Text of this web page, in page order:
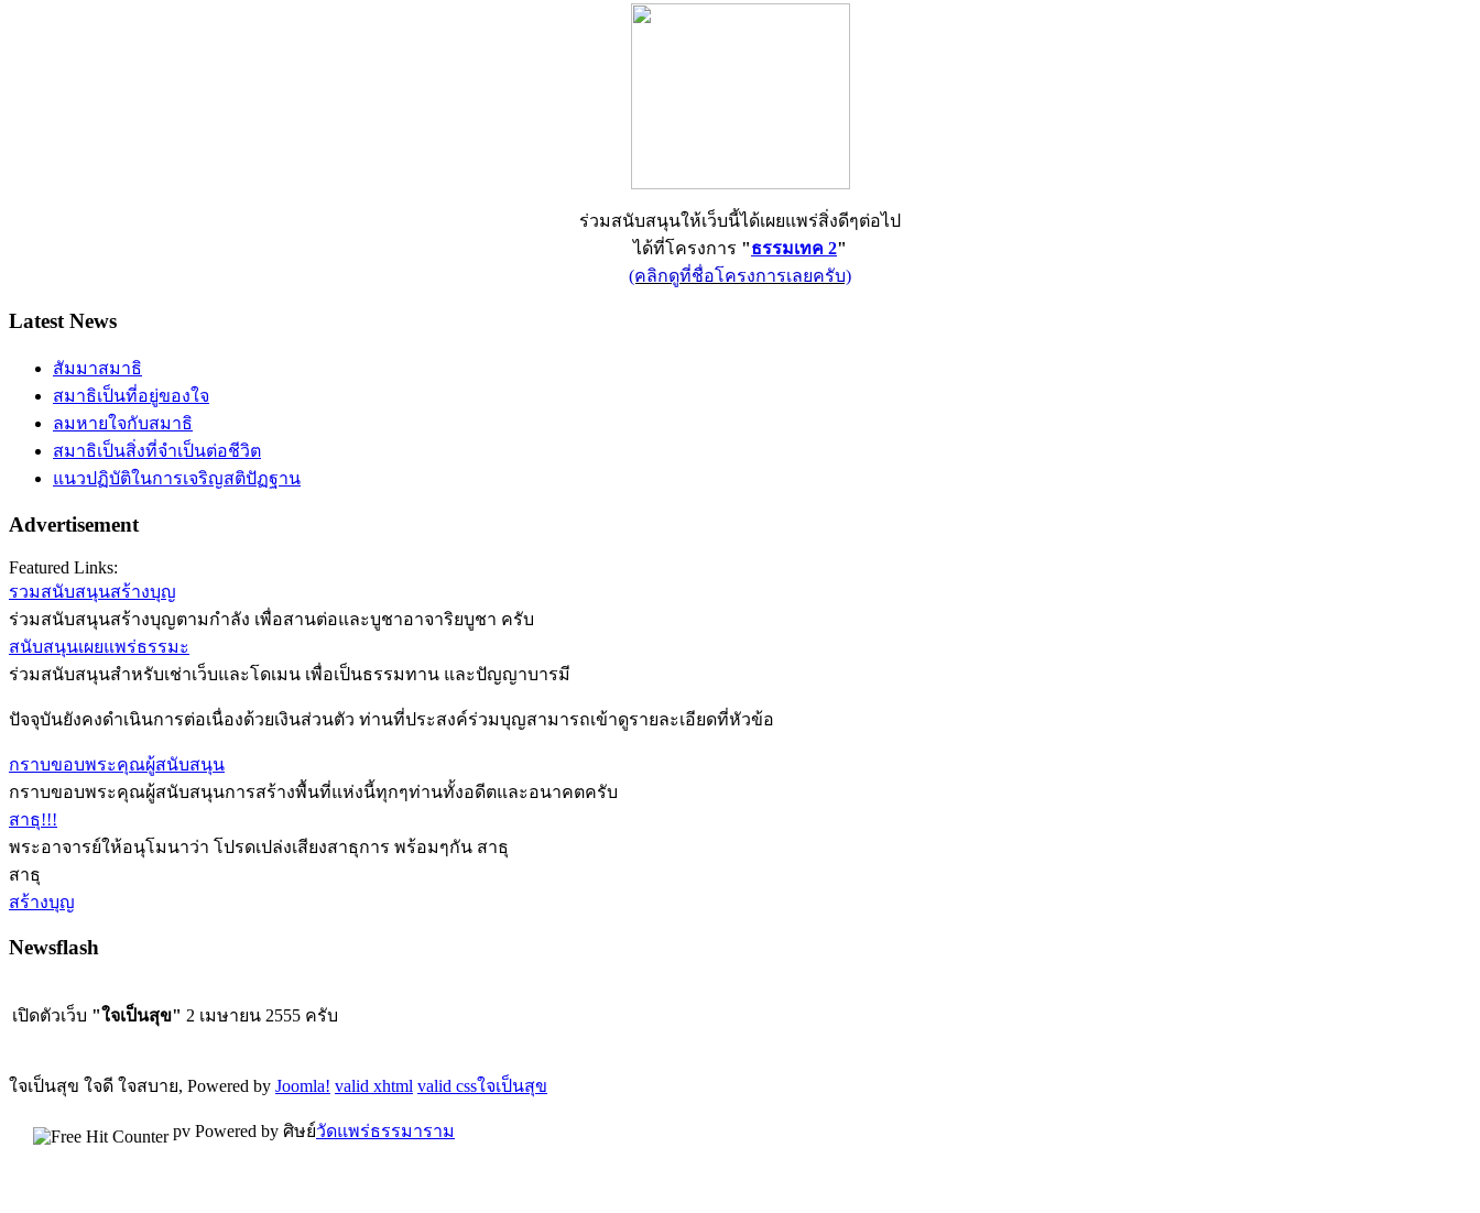
ร่วมสนับสนุนให้เว็บนี้ได้เผยแพร่สิ่งดีๆต่อไป
ได้ที่โครงการ "ธรรมเทค 2"
(คลิกดูที่ชื่อโครงการเลยครับ)
Latest News
สัมมาสมาธิ
สมาธิเป็นที่อยู่ของใจ
ลมหายใจกับสมาธิ
สมาธิเป็นสิ่งที่จำเป็นต่อชีวิต
แนวปฏิบัติในการเจริญสติปัฏฐาน
Advertisement
Featured Links:
รวมสนับสนุนสร้างบุญ
ร่วมสนับสนุนสร้างบุญตามกำลัง เพื่อสานต่อและบูชาอาจาริยบูชา ครับ
สนับสนุนเผยแพร่ธรรมะ
ร่วมสนับสนุนสำหรับเช่าเว็บและโดเมน เพื่อเป็นธรรมทาน และปัญญาบารมี
ปัจจุบันยังคงดำเนินการต่อเนื่องด้วยเงินส่วนตัว ท่านที่ประสงค์ร่วมบุญสามารถเข้าดูรายละเอียดที่หัวข้อ
กราบขอบพระคุณผู้สนับสนุน
กราบขอบพระคุณผู้สนับสนุนการสร้างพื้นที่แห่งนี้ทุกๆท่านทั้งอดีตและอนาคตครับ
สาธุ!!!
พระอาจารย์ให้อนุโมนาว่า โปรดเปล่งเสียงสาธุการ พร้อมๆกัน สาธุ
สาธุ
สร้างบุญ
Newsflash
เปิดตัวเว็บ "ใจเป็นสุข" 2 เมษายน 2555 ครับ
ใจเป็นสุข ใจดี ใจสบาย, Powered by Joomla! valid xhtml valid cssใจเป็นสุข
pv Powered by ศิษย์วัดแพร่ธรรมาราม